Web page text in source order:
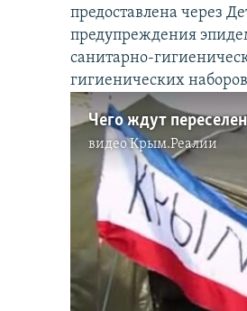
предоставлена через
предупреждения
санитарно-
гигиенических
Чего ждут
видеоКрым.Реалии